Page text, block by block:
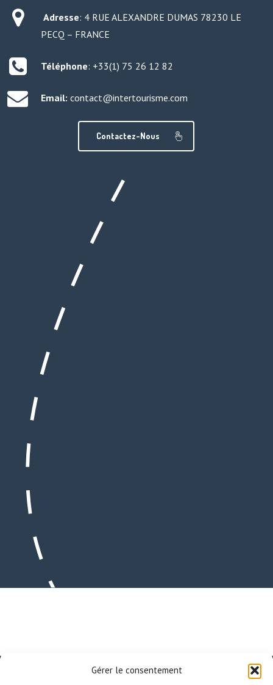
Gérer le consentement
Adresse: 4 RUE ALEXANDRE DUMAS 78230 LE
PECQ – FRANCE
Téléphone: +33(1) 75 26 12 82
Email: contact@intertourisme.com
Contactez-Nous